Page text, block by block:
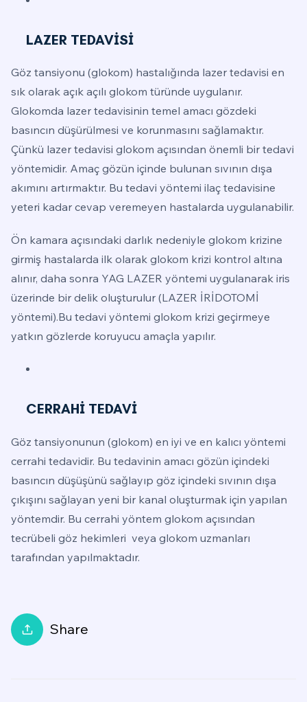
LAZER TEDAVİSİ
Göz tansiyonu (glokom) hastalığında lazer tedavisi en
sık olarak açık açılı glokom türünde uygulanır.
Glokomda lazer tedavisinin temel amacı gözdeki
basıncın düşürülmesi ve korunmasını sağlamaktır.
Çünkü lazer tedavisi glokom açısından önemli bir tedavi
yöntemidir. Amaç gözün içinde bulunan sıvının dışa
akımını artırmaktır. Bu tedavi yöntemi ilaç tedavisine
yeteri kadar cevap veremeyen hastalarda uygulanabilir.
Ön kamara açısındaki darlık nedeniyle glokom krizine
girmiş hastalarda ilk olarak glokom krizi kontrol altına
alınır, daha sonra YAG LAZER yöntemi uygulanarak iris
üzerinde bir delik oluşturulur (LAZER İRİDOTOMİ
yöntemi).Bu tedavi yöntemi glokom krizi geçirmeye
yatkın gözlerde koruyucu amaçla yapılır.
CERRAHİ TEDAVİ
Göz tansiyonunun (glokom) en iyi ve en kalıcı yöntemi
cerrahi tedavidir. Bu tedavinin amacı gözün içindeki
basıncın düşüşünü sağlayıp göz içindeki sıvının dışa
çıkışını sağlayan yeni bir kanal oluşturmak için yapılan
yöntemdir. Bu cerrahi yöntem glokom açısından
tecrübeli göz hekimleri veya glokom uzmanları
tarafından yapılmaktadır.
Share